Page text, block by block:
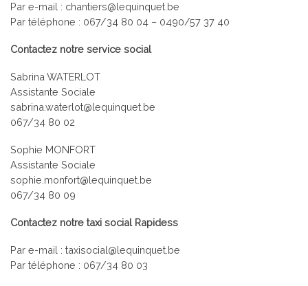
Par e-mail : chantiers@lequinquet.be
Par téléphone : 067/34 80 04 – 0490/57 37 40
Contactez notre service social
Sabrina WATERLOT
Assistante Sociale
sabrina.waterlot@lequinquet.be
067/34 80 02
Sophie MONFORT
Assistante Sociale
sophie.monfort@lequinquet.be
067/34 80 09
Contactez notre taxi social Rapidess
Par e-mail : taxisocial@lequinquet.be
Par téléphone : 067/34 80 03